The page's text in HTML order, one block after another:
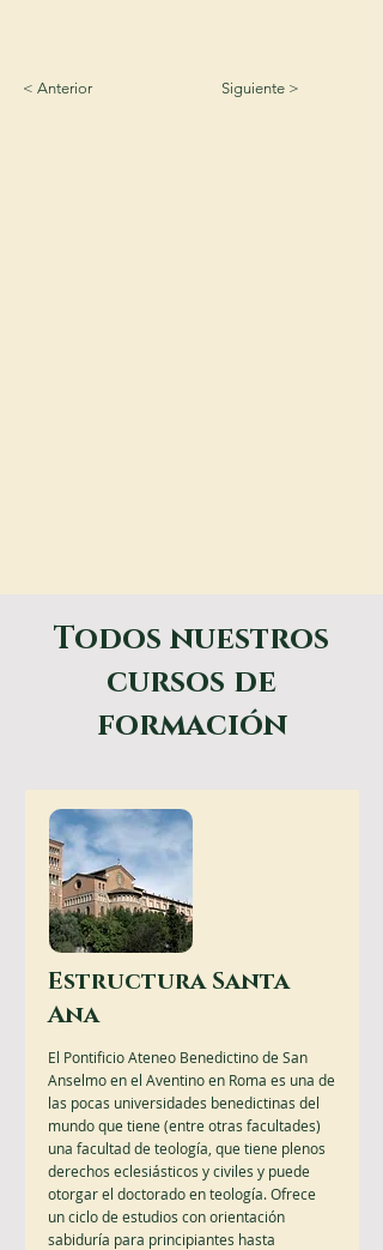
< Anterior Siguiente >
Todos nuestros
cursos de
formación
Estructura Santa
Ana
El Pontificio Ateneo Benedictino de San
Anselmo en el Aventino en Roma es una de
las pocas universidades benedictinas del
mundo que tiene (entre otras facultades)
una facultad de teología, que tiene plenos
derechos eclesiásticos y civiles y puede
otorgar el doctorado en teología. Ofrece
un ciclo de estudios con orientación
sabiduría para principiantes hasta